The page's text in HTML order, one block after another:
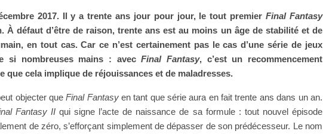
2017. Il y a trente ans jour pour jour, le tout premier Final Fantasy
À défaut d’être de raison, trente ans est au moins un âge de stabilité et de
en tout cas. Car ce n’est certainement pas le cas d’une série de jeux
si nombreuses mains : avecFinal Fantasy, c’est un recommencement
que cela implique de réjouissances et de maladresses.
objecter queFinal Fantasyen tant que série aura en fait trente ans dans un an.
Fantasy II qui signe l’acte de naissance de sa formule : tout nouvel épisode
de zéro, s’efforçant simplement de dépasser de son prédécesseur. Le nom